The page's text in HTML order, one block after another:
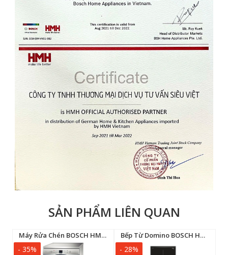
SẢN PHẨM LIÊN QUAN
Máy Rửa Chén BOSCH HMH.SMS63L08EA | Serie 6
- 35%
Bếp Từ Domino BOSCH HMH.PIB375FB1E | Serie 6
- 28%